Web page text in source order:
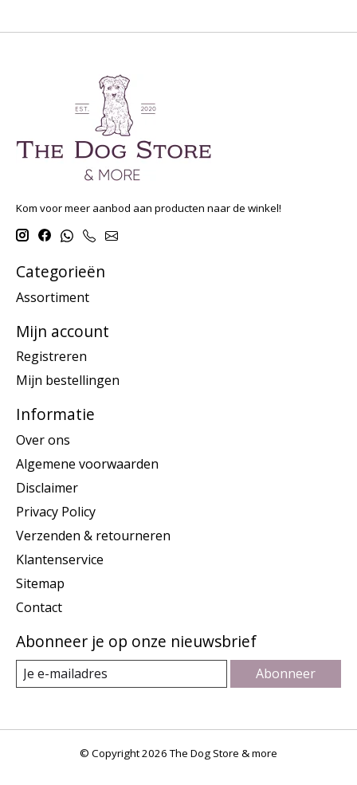
Kom voor meer aanbod aan producten naar de winkel!
Categorieën
Assortiment
Mijn account
Registreren
Mijn bestellingen
Informatie
Over ons
Algemene voorwaarden
Disclaimer
Privacy Policy
Verzenden & retourneren
Klantenservice
Sitemap
Contact
Abonneer je op onze nieuwsbrief
Abonneer
© Copyright 2026 The Dog Store & more